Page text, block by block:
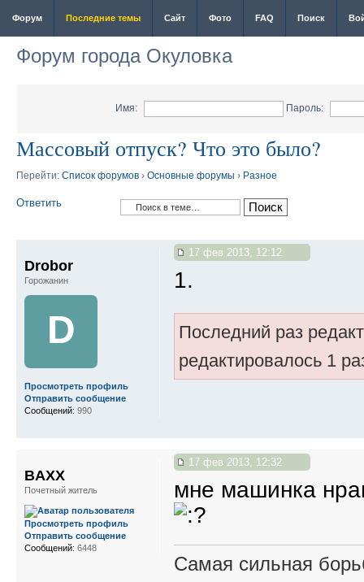
Форум Последние темы Сайт Фото FAQ Поиск
Форум города Окуловка
Имя: Пароль:
Массовый отпуск? Что это было?
Перейти: Список форумов › Основные форумы › Разное
Ответить
17 фев 2013, 12:12
1.
Последний раз
редактировалось 1
Drobor
Горожанин
D
Просмотреть профиль
Отправить сообщение
Сообщений: 990
17 фев 2013, 12:32
мне машинка
Самая сильная
BAXX
Почетный житель
Просмотреть профиль
Отправить сообщение
Сообщений: 6448